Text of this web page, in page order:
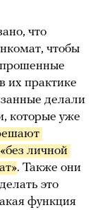
что
чтобы
их практике
делали
которые уже
«без личной
. Также они
это
функция